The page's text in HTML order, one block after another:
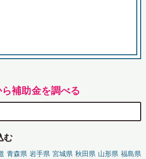
補助金を調べる
む
青森県 岩手県 宮城県 秋田県 山形県 福島県